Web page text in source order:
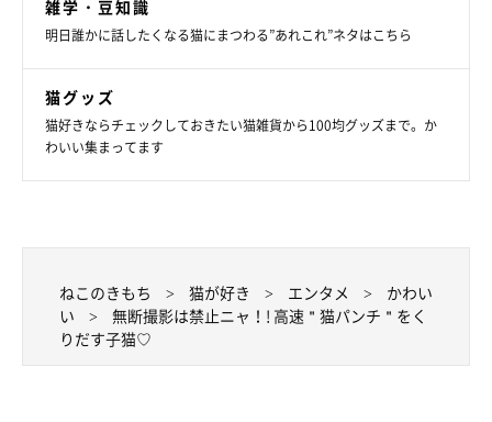
雑学・豆知識
明日誰かに話したくなる猫にまつわる”あれこれ”ネタはこちら
猫グッズ
猫好きならチェックしておきたい猫雑貨から100均グッズまで。か
わいい集まってます
ねこのきもち 猫が好き エンタメ
かわい
い
無断撮影は禁止ニャ！! 高速＂猫パンチ＂をく
りだす子猫♡